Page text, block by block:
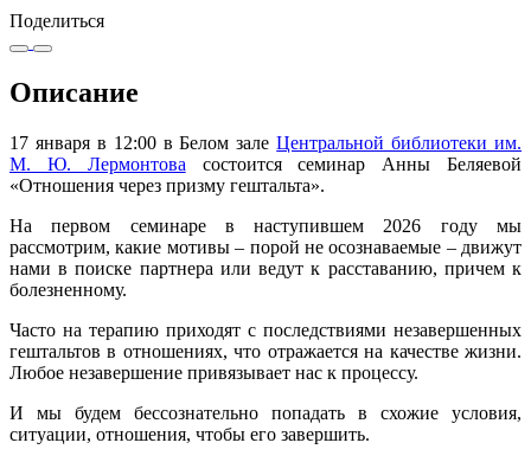
Поделиться
Описание
17 января в 12:00 в Белом залеЦентральной библиотеки им.
М. Ю. Лермонтова состоится семинар Анны Беляевой
«Отношения через призму гештальта».
На первом семинаре в наступившем 2026 году мы
рассмотрим, какие мотивы – порой не осознаваемые – движут
нами в поиске партнера или ведут к расставанию, причем к
болезненному.
Часто на терапию приходят с последствиями незавершенных
гештальтов в отношениях, что отражается на качестве жизни.
Любое незавершение привязывает нас к процессу.
И мы будем бессознательно попадать в схожие условия,
ситуации, отношения, чтобы его завершить.